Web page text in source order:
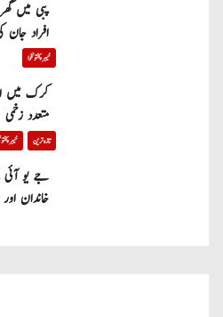
افراد جان کی
خیبر پختونخوا
متعدد زخمی
تازہ ترین خیبر پختونخوا
جے یو آئی
خاندان